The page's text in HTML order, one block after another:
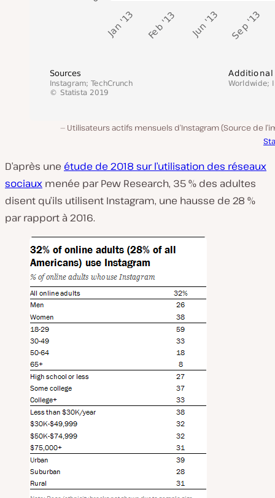
Utilisateurs actifs mensuels d’Instagram (Source de
D’après une étude de 2018 sur l’utilisation des réseaux
sociaux menée par Pew Research, 35 % des adultes
disent qu’ils utilisent Instagram, une hausse de 28 %
par rapport à 2016.